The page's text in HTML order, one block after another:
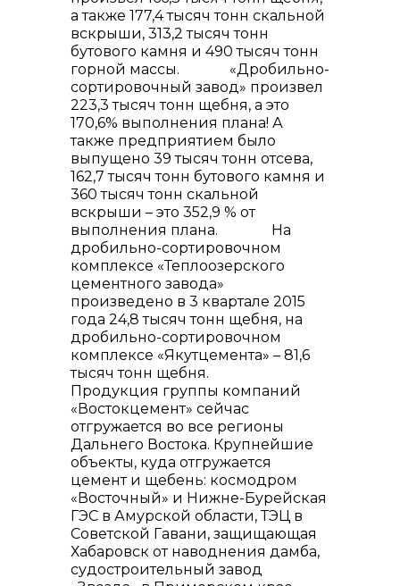
info@vostokcement.ru
а также 177,4 тысяч тонн скальной
вскрыши, 313,2 тысяч тонн
бутового камня и 490 тысяч тонн
горной массы. «Дробильно-
сортировочный завод» произвел
223,3 тысяч тонн щебня, а это
170,6% выполнения плана! А
также предприятием было
выпущено 39 тысяч тонн отсева,
162,7 тысяч тонн бутового камня и
360 тысяч тонн скальной
вскрыши – это 352,9 % от
выполнения плана. На
дробильно-сортировочном
комплексе «Теплоозерского
цементного завода»
произведено в 3 квартале 2015
года 24,8 тысяч тонн щебня, на
дробильно-сортировочном
комплексе «Якутцемента» – 81,6
тысяч тонн щебня.
Продукция группы компаний
«Востокцемент» сейчас
отгружается во все регионы
Дальнего Востока. Крупнейшие
объекты, куда отгружается
цемент и щебень: космодром
«Восточный» и Нижне-Бурейская
ГЭС в Амурской области, ТЭЦ в
Советской Гавани, защищающая
Хабаровск от наводнения дамба,
судостроительный завод